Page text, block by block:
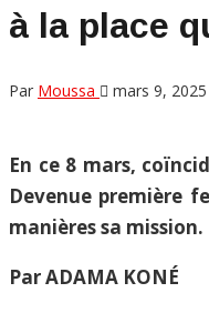
à la place
Par Moussa mars 9, 2025
En ce 8 mars,
Devenue première
manières sa
Par ADAMA KONÉ